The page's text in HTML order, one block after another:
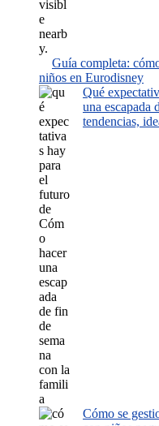
Guía completa:
niños en Eurodisney
Qué
una escapada
tendencias,
Cómo se